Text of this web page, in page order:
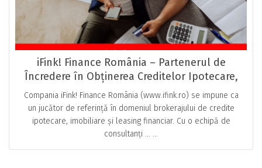
iFink! Finance România – Partenerul de
Încredere în Obținerea Creditelor Ipotecare,
Imobiliare și Leasingului Financiar
Compania iFink! Finance România (www.ifink.ro) se impune ca
un jucător de referință în domeniul brokerajului de credite
ipotecare, imobiliare și leasing financiar. Cu o echipă de
consultanți … ...